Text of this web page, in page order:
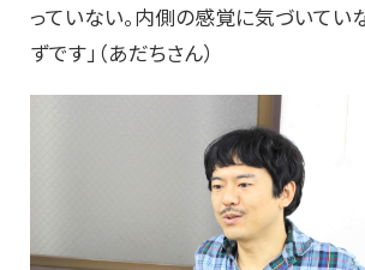
っていない。内側の感覚に気づいてい
ずです」（あだちさん）